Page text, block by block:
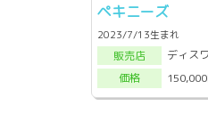
ペキニーズ
2023/7/13生まれ
販売店
ディス
価格
150,000